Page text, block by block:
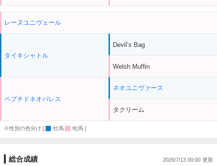
レーヌユニヴェール
タイキシャトル
ペプチドネオパレス
Devil’s Bag
Welsh Muffin
ネオユニヴァース
タクリーム
※性別の色分け [ :牡馬 :牝馬 ]
総合成績 2026/7/13 00:00